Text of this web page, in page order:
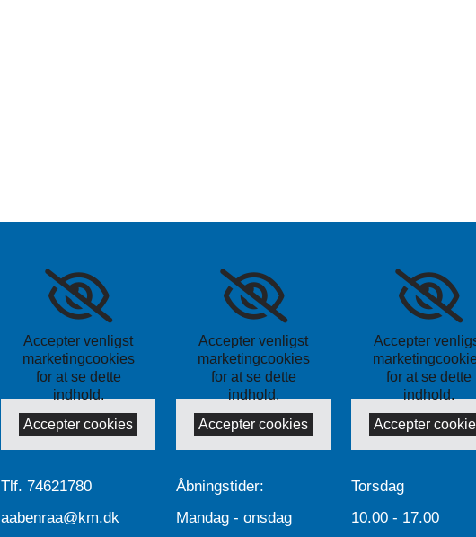
Accepter venligst
marketingcookies
for at se dette
indhold.
Accepter cookies
Tlf. 74621780
aabenraa@km.dk
Accepter venligst
marketingcookies
for at se dette
indhold.
Accepter cookies
Åbningstider:
Mandag - onsdag
Accepter
for at se dette
indhold.
Accepter
Torsdag
10.00 - 17.00